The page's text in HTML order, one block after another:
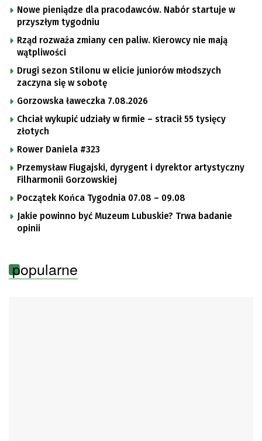
Nowe pieniądze dla pracodawców. Nabór startuje w
przyszłym tygodniu
Rząd rozważa zmiany cen paliw. Kierowcy nie mają
wątpliwości
Drugi sezon Stilonu w elicie juniorów młodszych
zaczyna się w sobotę
Gorzowska ławeczka 7.08.2026
Chciał wykupić udziały w firmie – stracił 55 tysięcy
złotych
Rower Daniela #323
Przemysław Fiugajski, dyrygent i dyrektor artystyczny
Filharmonii Gorzowskiej
Początek Końca Tygodnia 07.08 – 09.08
Jakie powinno być Muzeum Lubuskie? Trwa badanie
opinii
popularne